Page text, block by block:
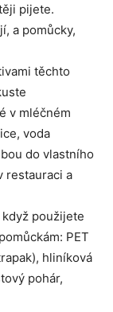
pijete.
a pomůcky,
těchto
v mléčném
voda
do vlastního
restauraci a
použijete
PET
hliníková
pohár,